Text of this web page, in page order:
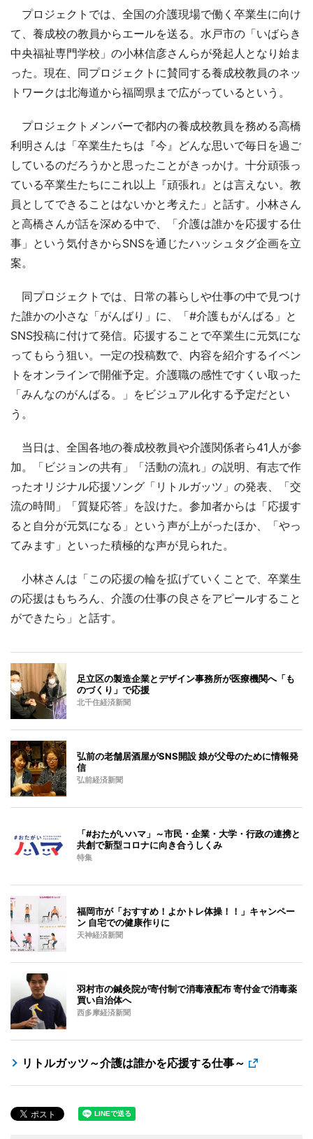
プロジェクトでは、全国の介護現場で働く卒業生に向け
て、養成校の教員からエールを送る。水戸市の「いばらき
中央福祉専門学校」の小林信彦さんらが発起人となり始ま
った。現在、同プロジェクトに賛同する養成校教員のネッ
トワークは北海道から福岡県まで広がっているという。
プロジェクトメンバーで都内の養成校教員を務める高橋
利明さんは「卒業生たちは『今』どんな思いで毎日を過ご
しているのだろうかと思ったことがきっかけ。十分頑張っ
ている卒業生たちにこれ以上『頑張れ』とは言えない。教
員としてできることはないかと考えた」と話す。小林さん
と高橋さんが話を深める中で、「介護は誰かを応援する仕
事」という気付きからSNSを通じたハッシュタグ企画を立
案。
同プロジェクトでは、日常の暮らしや仕事の中で見つけ
た誰かの小さな「がんばり」に、「#介護もがんばる」と
SNS投稿に付けて発信。応援することで卒業生に元気にな
ってもらう狙い。一定の投稿数で、内容を紹介するイベン
トをオンラインで開催予定。介護職の感性ですくい取った
「みんなのがんばる。」をビジュアル化する予定だとい
う。
当日は、全国各地の養成校教員や介護関係者ら41人が参
加。「ビジョンの共有」「活動の流れ」の説明、有志で作
ったオリジナル応援ソング「リトルガッツ」の発表、「交
流の時間」「質疑応答」を設けた。参加者からは「応援す
ると自分が元気になる」という声が上がったほか、「やっ
てみます」といった積極的な声が見られた。
小林さんは「この応援の輪を拡げていくことで、卒業生
の応援はもちろん、介護の仕事の良さをアピールすること
ができたら」と話す。
足立区の製造企業とデザイン事務所が医療機関へ「も
のづくり」で応援
北千住経済新聞
弘前の老舗居酒屋がSNS開設 娘が父母のために情報発
信
弘前経済新聞
「#おたがいハマ」～市民・企業・大学・行政の連携と
共創で新型コロナに向き合うしくみ
特集
福岡市が「おすすめ！よかトレ体操！！」キャンペー
ン 自宅での健康作りに
天神経済新聞
羽村市の鍼灸院が寄付制で消毒液配布 寄付金で消毒薬
買い自治体へ
西多摩経済新聞
リトルガッツ～介護は誰かを応援する仕事～